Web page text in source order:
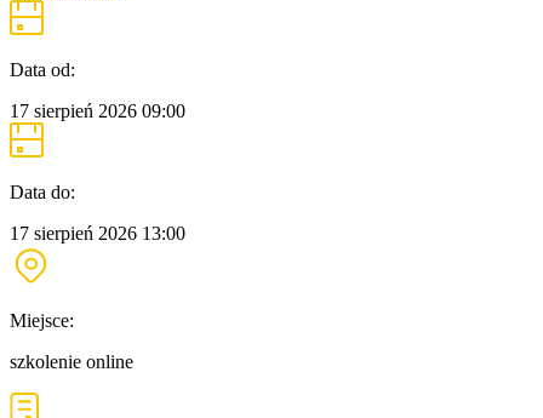
Data od:
17 sierpień 2026 09:00
Data do:
17 sierpień 2026 13:00
Miejsce:
szkolenie online